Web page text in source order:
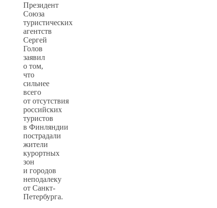
Президент
Союза
туристических
агентств
Сергей
Голов
заявил
о том,
что
сильнее
всего
от отсутствия
российских
туристов
в Финляндии
пострадали
жители
курортных
зон
и городов
неподалеку
от Санкт-
Петербурга.